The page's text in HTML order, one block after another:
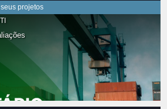
projetos